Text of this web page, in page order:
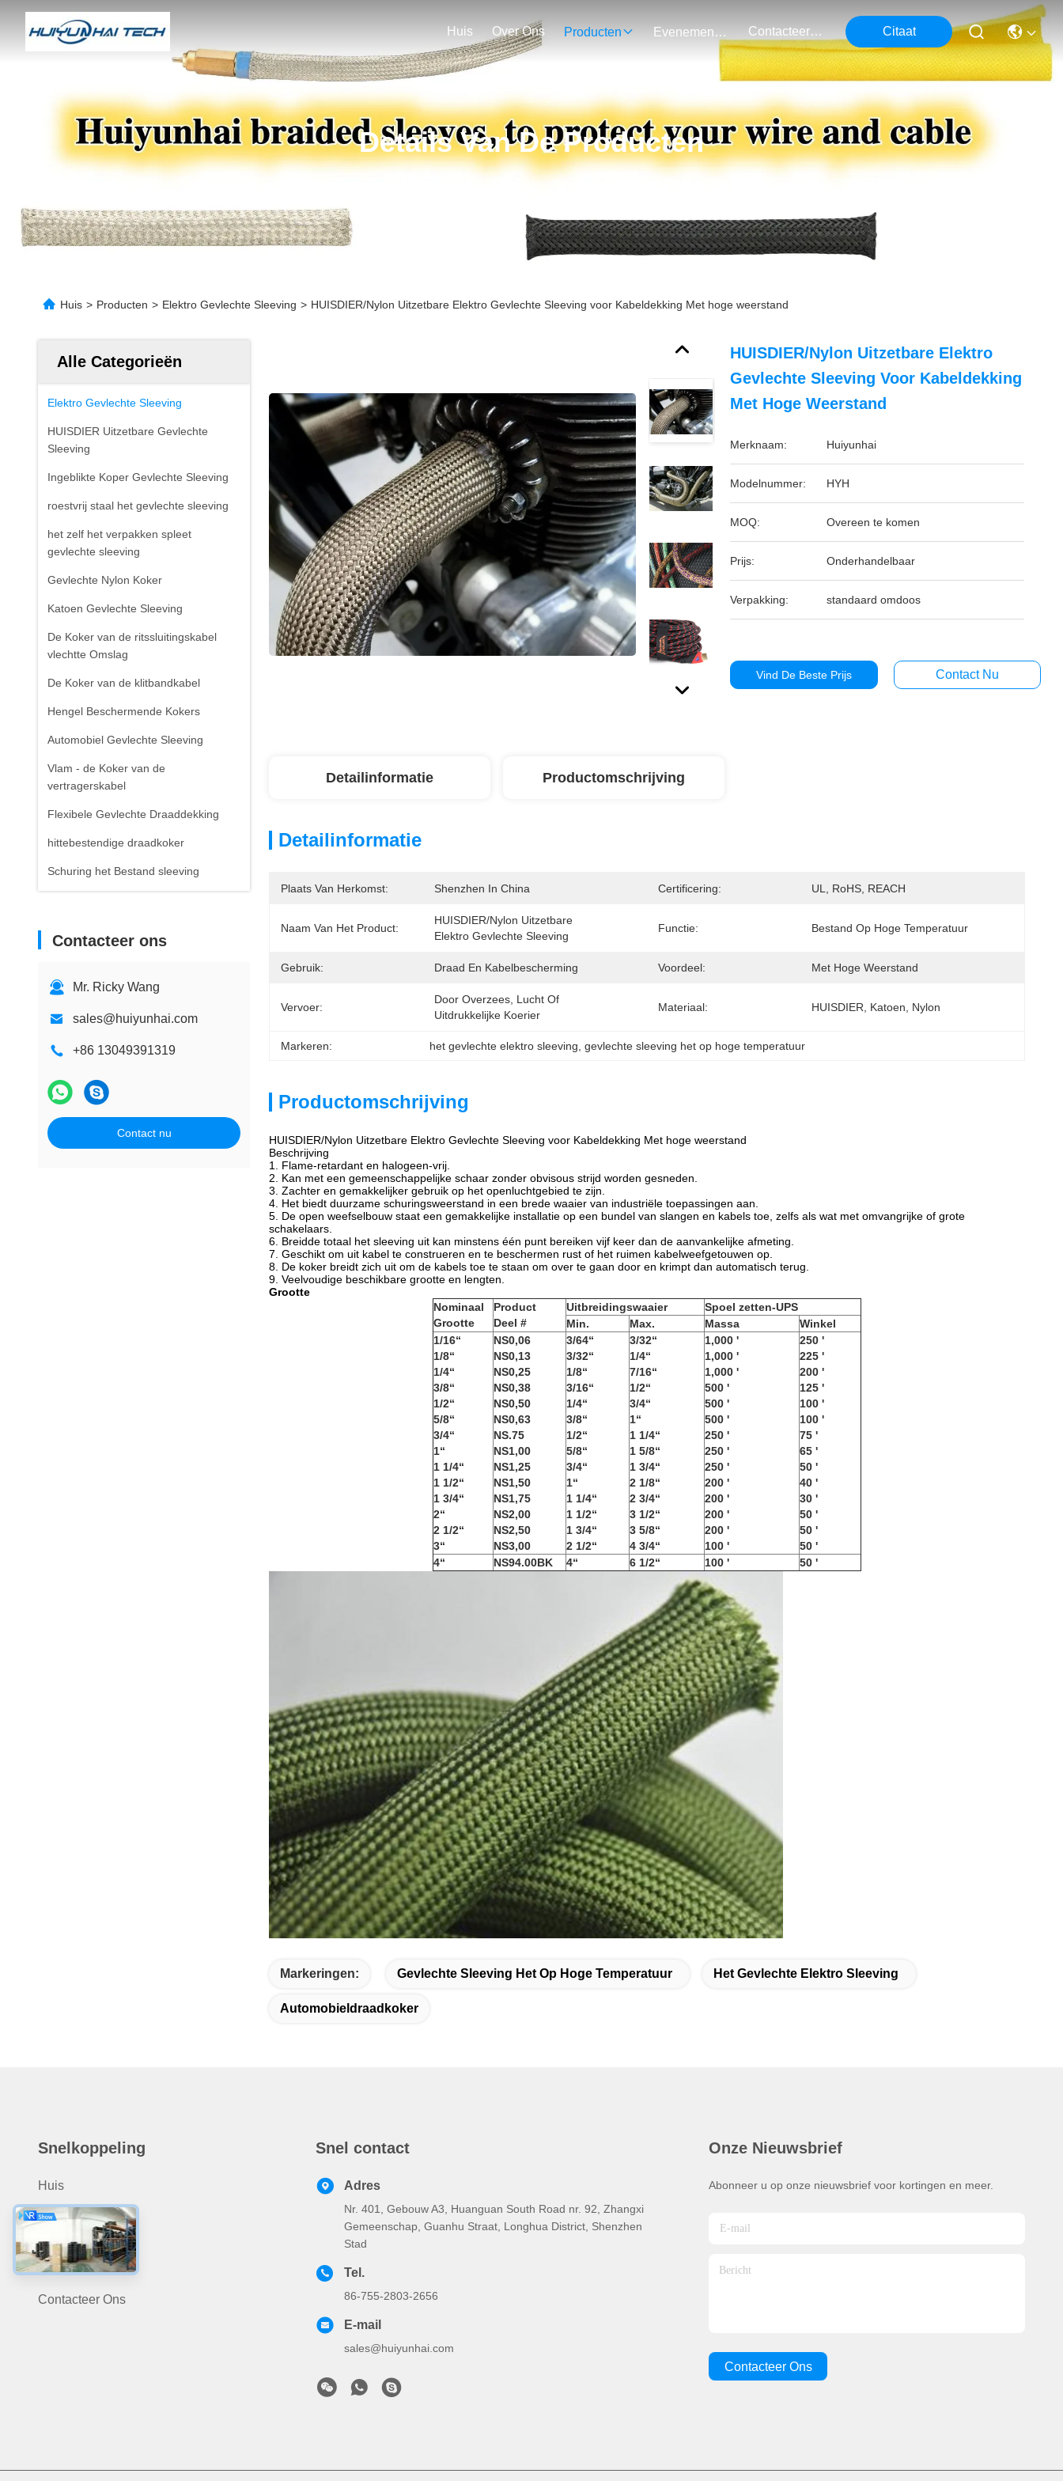
Huis Over Ons Producten Evenementen Contacteer Ons Citaat
Details Van De Producten
Huis > Producten > Elektro Gevlechte Sleeving > HUISDIER/Nylon Uitzetbare Elektro Gevlechte Sleeving voor Kabeldekking Met hoge weerstand
Alle Categorieën
Elektro Gevlechte Sleeving
HUISDIER Uitzetbare Gevlechte
Sleeving
Ingeblikte Koper Gevlechte Sleeving
roestvrij staal het gevlechte sleeving
het zelf het verpakken spleet
gevlechte sleeving
Gevlechte Nylon Koker
Katoen Gevlechte Sleeving
De Koker van de ritssluitingskabel
vlechtte Omslag
De Koker van de klitbandkabel
Hengel Beschermende Kokers
Automobiel Gevlechte Sleeving
Vlam - de Koker van de
vertragerskabel
Flexibele Gevlechte Draaddekking
hittebestendige draadkoker
Schuring het Bestand sleeving
Contacteer ons
Mr. Ricky Wang
sales@huiyunhai.com
+86 13049391319
Contact nu
HUISDIER/Nylon Uitzetbare Elektro
Gevlechte Sleeving Voor Kabeldekking
Met Hoge Weerstand
Merknaam: Huiyunhai
Modelnummer: HYH
MOQ: Overeen te komen
Prijs: Onderhandelbaar
Verpakking: standaard omdoos
Vind De Beste Prijs Contact Nu
Detailinformatie Productomschrijving
Detailinformatie
Plaats Van Herkomst: Shenzhen In China Certificering: UL, RoHS, REACH
Naam Van Het Product:
HUISDIER/Nylon Uitzetbare
Elektro Gevlechte Sleeving
Functie: Bestand Op Hoge Temperatuur
Gebruik: Draad En Kabelbescherming Voordeel: Met Hoge Weerstand
Vervoer:
Door Overzees, Lucht Of
Uitdrukkelijke Koerier
Materiaal: HUISDIER, Katoen, Nylon
Markeren: het gevlechte elektro sleeving , gevlechte sleeving het op hoge temperatuur
Productomschrijving
HUISDIER/Nylon Uitzetbare Elektro Gevlechte Sleeving voor Kabeldekking Met hoge weerstand
Beschrijving
1. Flame-retardant en halogeen-vrij.
2. Kan met een gemeenschappelijke schaar zonder obvisous strijd worden gesneden.
3. Zachter en gemakkelijker gebruik op het openluchtgebied te zijn.
4. Het biedt duurzame schuringsweerstand in een brede waaier van industriële toepassingen aan.
5. De open weefselbouw staat een gemakkelijke installatie op een bundel van slangen en kabels toe, zelfs als wat met omvangrijke of grote
schakelaars.
6. Breidde totaal het sleeving uit kan minstens één punt bereiken vijf keer dan de aanvankelijke afmeting.
7. Geschikt om uit kabel te construeren en te beschermen rust of het ruimen kabelweefgetouwen op.
8. De koker breidt zich uit om de kabels toe te staan om over te gaan door en krimpt dan automatisch terug.
9. Veelvoudige beschikbare grootte en lengten.
Grootte
Nominaal
Grootte
Product
Deel #
Uitbreidingswaaier
Spoel zetten-UPS
Min.
Max. Massa
Winkel
1/16“
1/8“
1/4“
3/8“
1/2“
5/8“
3/4“
1“
1 1/4“
1 1/2“
1 3/4“
2“
2 1/2“
3“
NS0,06
NS0,13
NS0,25
NS0,38
NS0,50
NS0,63
NS.75
NS1,00
NS1,25
NS1,50
NS1,75
NS2,00
NS2,50
NS3,00
3/64“
3/32“
1/8“
3/16“
1/4“
3/8“
1/2“
5/8“
3/4“
1“
1 1/4“
1 1/2“
1 3/4“
2 1/2“
3/32“
1/4“
7/16“
1/2“
3/4“
1“
1 1/4“
1 5/8“
1 3/4“
2 1/8“
2 3/4“
3 1/2“
3 5/8“
4 3/4“
1,000 '
1,000 '
1,000 '
500 '
500 '
500 '
250 '
250 '
250 '
200 '
200 '
200 '
200 '
100 '
250 '
225 '
200 '
125 '
100 '
100 '
75 '
65 '
50 '
40 '
30 '
50 '
50 '
50 '
4“
NS94.00BK 4“ 6 1/2“ 100 ' 50 '
Markeringen: Gevlechte Sleeving Het Op Hoge Temperatuur Het Gevlechte Elektro Sleeving
Automobieldraadkoker
Snelkoppeling
Huis
Producten
Over Ons
Nieuws
Contacteer Ons
Snel contact
Adres
Nr. 401, Gebouw A3, Huanguan South Road nr. 92, Zhangxi
Gemeenschap, Guanhu Straat, Longhua District, Shenzhen
Stad
Tel.
86-755-2803-2656
E-mail
sales@huiyunhai.com
Onze Nieuwsbrief
Abonneer u op onze nieuwsbrief voor kortingen en meer.
Contacteer Ons